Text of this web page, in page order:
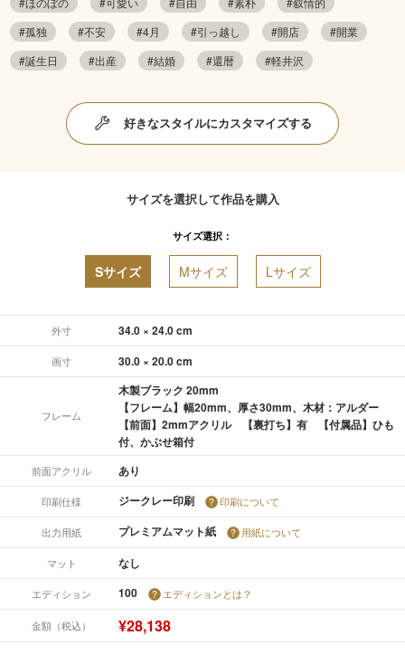
#孤独
#不安 #4月 #引っ越し #開店
#開業
#誕生日
#出産 #結婚 #還暦 #軽井沢
好きなスタイルにカスタマイズする
サイズを選択して作品を購入
サイズ選択：
Sサイズ Mサイズ Lサイズ
外寸 34.0 × 24.0 cm
画寸 30.0 × 20.0 cm
フレーム
木製ブラック 20mm
【フレーム】幅20mm、厚さ30mm、木材：アルダー
【前面】2mmアクリル 【裏打ち】有 【付属品】ひも
付、かぶせ箱付
前面アクリル あり
印刷仕様 ジークレー印刷 印刷について
出力用紙 プレミアムマット紙 用紙について
マット なし
エディション 100 エディションとは？
金額（税込） ¥28,138